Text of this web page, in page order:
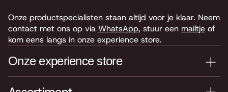
Onze productspecialisten staan altijd voor je klaar. Neem
contact met ons op via WhatsApp, stuur een mailtje of
kom eens langs in onze experience store.
Onze experience store
Je nieuwe instrument testen? Kom langs in onze winkel